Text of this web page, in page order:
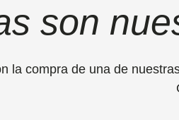
son
la compra de una de